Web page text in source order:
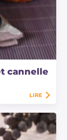
cannelle
LIRE